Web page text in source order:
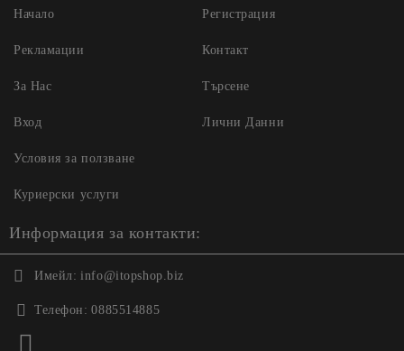
Начало
Рекламации
За Нас
Вход
Регистрация
Контакт
Търсене
Лични Данни
Условия за ползване
Куриерски услуги
Информация за контакти:
Имейл: info@itopshop.biz
Телефон: 0885514885